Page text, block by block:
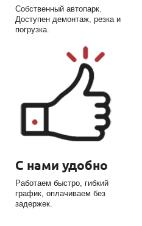
Собственный автопарк.
Доступен демонтаж, резка и
погрузка.
С нами удобно
Работаем быстро, гибкий
график, оплачиваем без
задержек.